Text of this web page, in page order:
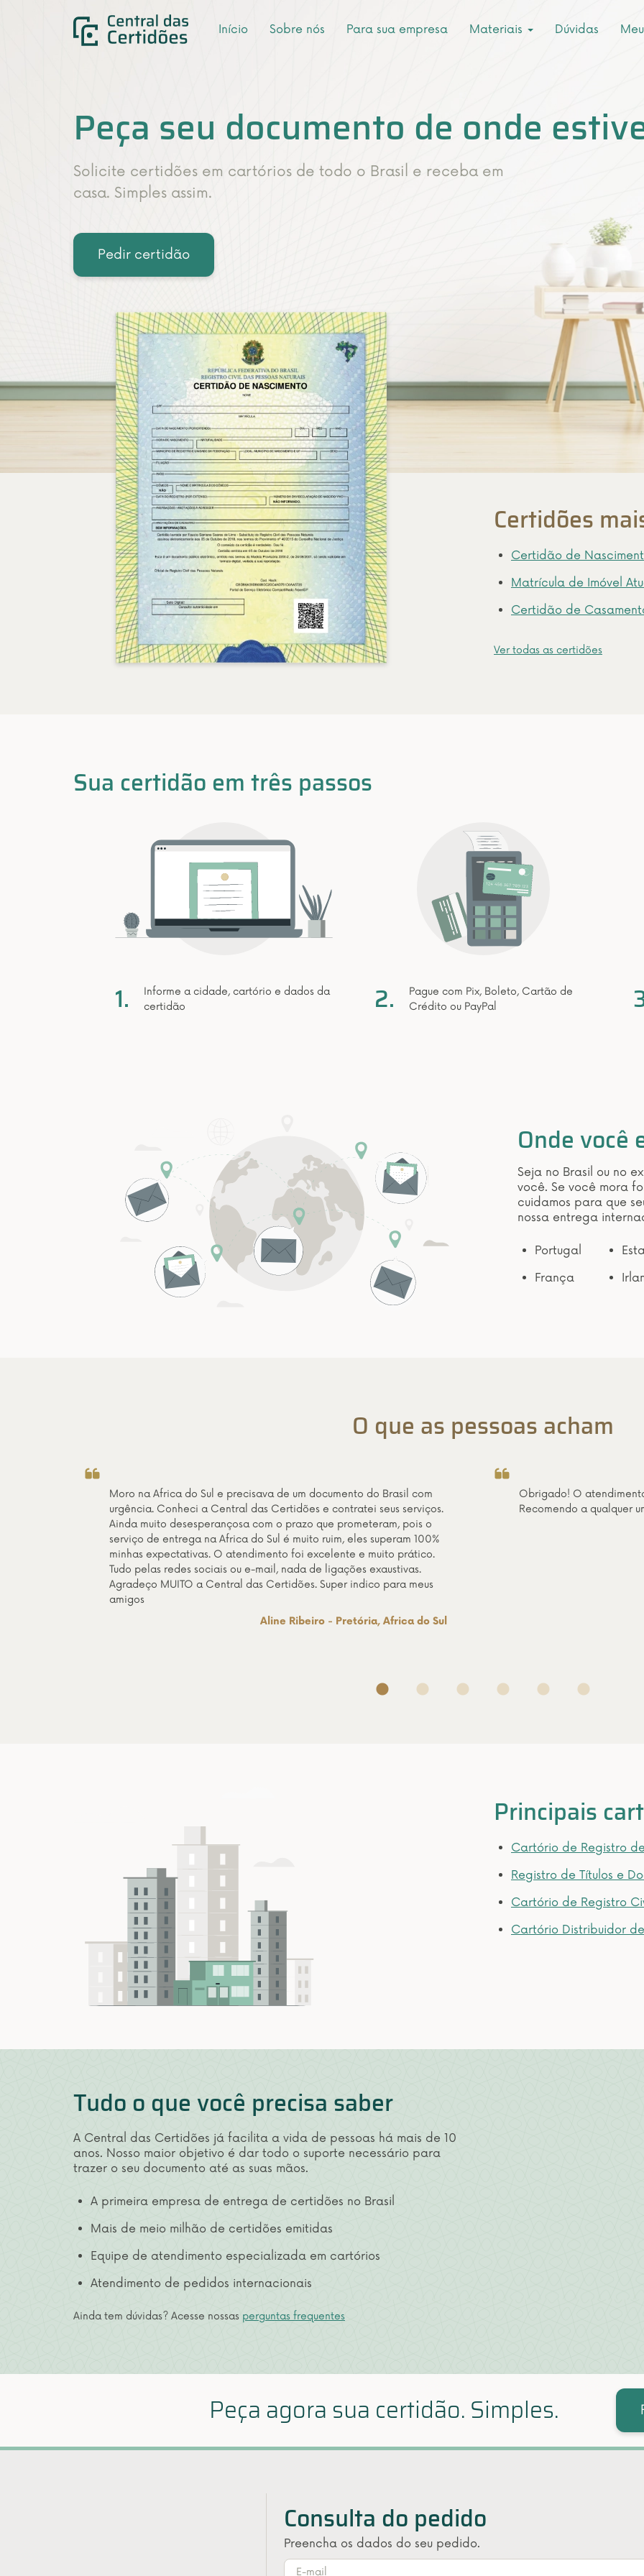
Início Sobre nós Para sua empresa Materiais Dúvidas
Peça seu documento de onde
Solicite certidões em cartórios de todo o Brasil e receba em
casa. Simples assim.
Pedir certidão
Certidões
Certidão de
Matrícula de Imóvel
Certidão de
Ver todas as certidões
Sua certidão em três passos
1.
Informe a cidade, cartório e dados da
certidão
2.
Pague com Pix, Boleto, Cartão de
Crédito ou PayPal
Onde você
Seja no Brasil ou no
você. Se você mora
cuidamos para que
nossa entrega
Portugal
França
O que as pessoas acham
da Central das Certidões é excelente.
Daisy Marques da Silva
Tomei conhecimento da Central das Certidões através da
Embaixada Suíça nos Estados Unidos. A princípio não acreditei
processo pudesse ser tão fácil e ágil, mas como precisava da
Certidão com certa urgência, resolvi dar um voto de confiança.
Ainda bem que o fiz! Estou bastante feliz com o serviço prestado e
com certeza recomendarei a Central das Certidões para outros
brasileiros dentro e fora do país.
Principais
Cartório de Registro
Registro de Títulos e
Cartório de Registro
Cartório Distribuidor
Tudo o que você precisa saber
A Central das Certidões já facilita a vida de pessoas há mais de 10
anos. Nosso maior objetivo é dar todo o suporte necessário para
trazer o seu documento até as suas mãos.
A primeira empresa de entrega de certidões no Brasil
Mais de meio milhão de certidões emitidas
Equipe de atendimento especializada em cartórios
Atendimento de pedidos internacionais
Ainda tem dúvidas? Acesse nossas perguntas frequentes
Peça agora sua certidão. Simples.
Consulta do pedido
Preencha os dados do seu pedido.